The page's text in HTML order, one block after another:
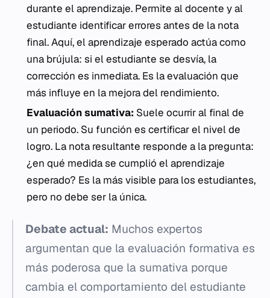
durante el aprendizaje. Permite al docente y al
estudiante identificar errores antes de la nota
final. Aquí, el aprendizaje esperado actúa como
una brújula: si el estudiante se desvía, la
corrección es inmediata. Es la evaluación que
más influye en la mejora del rendimiento.
Evaluación sumativa: Suele ocurrir al final de
un periodo. Su función es certificar el nivel de
logro. La nota resultante responde a la pregunta:
¿en qué medida se cumplió el aprendizaje
esperado? Es la más visible para los estudiantes,
pero no debe ser la única.
Debate actual: Muchos expertos
argumentan que la evaluación formativa es
más poderosa que la sumativa porque
cambia el comportamiento del estudiante